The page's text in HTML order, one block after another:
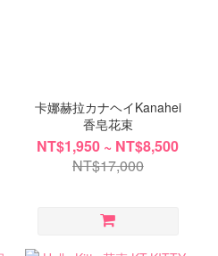
卡娜赫拉カナヘイKanahei
香皂花束
NT$1,950 ~ NT$8,500
NT$17,000